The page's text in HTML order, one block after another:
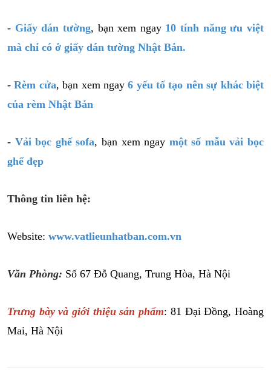
- Giấy dán tường, bạn xem ngay 10 tính năng ưu việt
mà chỉ có ở giấy dán tường Nhật Bản.
-Rèm cửa, bạn xem ngay6 yếu tố tạo nên sự khác biệt
của rèm Nhật Bản
- Vải bọc ghế sofa, bạn xem ngay một số mẫu vải bọc
ghế đẹp
Thông tin liên hệ:
Website: www.vatlieunhatban.com.vn
Văn Phòng: Số 67 Đỗ Quang, Trung Hòa, Hà Nội
Trưng bày và giới thiệu sản phẩm: 81 Đại Đồng, Hoàng
Mai, Hà Nội